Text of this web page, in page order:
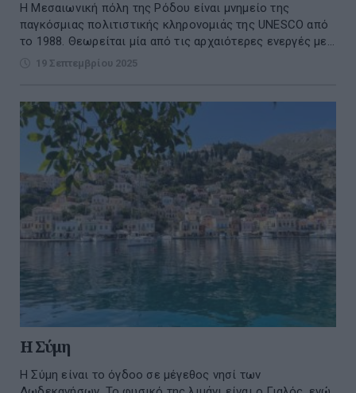
Η Mεσαιωνική πόλη της Ρόδου είναι μνημείο της
παγκόσμιας πολιτιστικής κληρονομιάς της UNESCO από
το 1988. Θεωρείται μία από τις αρχαιότερες ενεργές με...
19 Σεπτεμβρίου 2025
H Σύμη
Η Σύμη είναι το όγδοο σε μέγεθος νησί των